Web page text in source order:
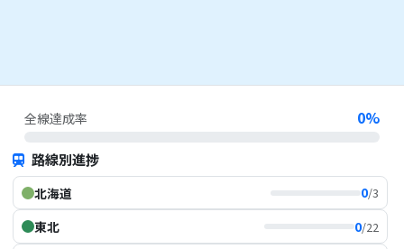
全線達成率 0%
路線別進捗
北海道 0/3
東北 0/22